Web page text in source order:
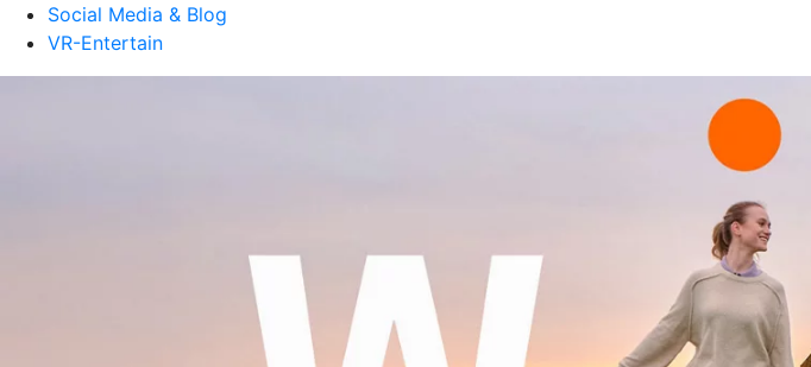
Social Media & Blog
VR-Entertain